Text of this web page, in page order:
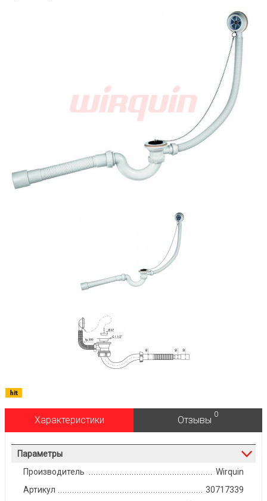
Характеристики Отзывы
0
Параметры
Производитель
Wirquin
Артикул
30717339